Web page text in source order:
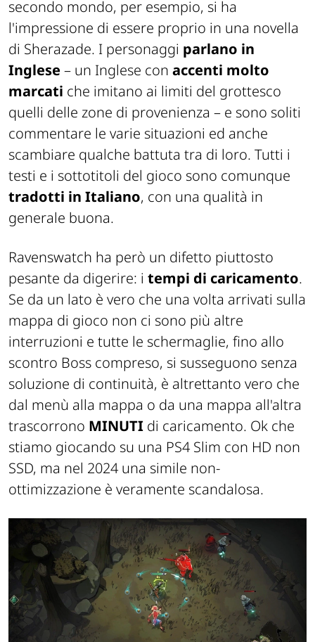
secondo mondo, per esempio, si ha
l'impressione di essere proprio in una novella
di Sherazade. I personaggi parlano in
Inglese – un Inglese con accenti molto
marcati che imitano ai limiti del grottesco
quelli delle zone di provenienza – e sono soliti
commentare le varie situazioni ed anche
scambiare qualche battuta tra di loro. Tutti i
testi e i sottotitoli del gioco sono comunque
tradotti in Italiano, con una qualità in
generale buona.
Ravenswatch ha però un difetto piuttosto
pesante da digerire: i tempi di caricamento.
Se da un lato è vero che una volta arrivati sulla
mappa di gioco non ci sono più altre
interruzioni e tutte le schermaglie, fino allo
scontro Boss compreso, si susseguono senza
soluzione di continuità, è altrettanto vero che
dal menù alla mappa o da una mappa all'altra
trascorrono MINUTI di caricamento. Ok che
stiamo giocando su una PS4 Slim con HD non
SSD, ma nel 2024 una simile non-
ottimizzazione è veramente scandalosa.